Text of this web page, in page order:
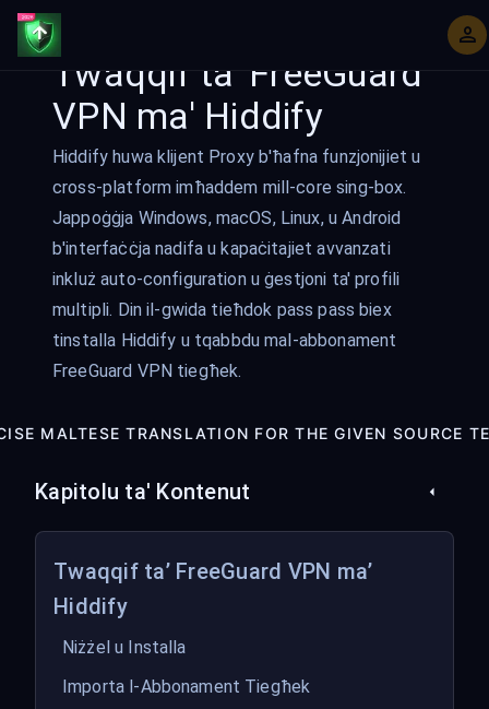
Twaqqif ta' FreeGuard
VPN ma' Hiddify
Hiddify huwa klijent Proxy b'ħafna funzjonijiet u
cross-platform imħaddem mill-core sing-box.
Jappoġġja Windows, macOS, Linux, u Android
b'interfaċċja nadifa u kapaċitajiet avvanzati
inkluż auto-configuration u ġestjoni ta' profili
multipli. Din il-gwida tieħdok pass pass biex
tinstalla Hiddify u tqabbdu mal-abbonament
FreeGuard VPN tiegħek.
MALTESE TRANSLATION FOR THE GIVEN SOURCE
Kapitolu ta' Kontenut
Twaqqif ta’ FreeGuard VPN ma’
Hiddify
Niżżel u Installa
Importa l-Abbonament Tiegħek